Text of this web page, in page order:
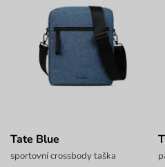
Tate Blue
sportovní crossbody taška